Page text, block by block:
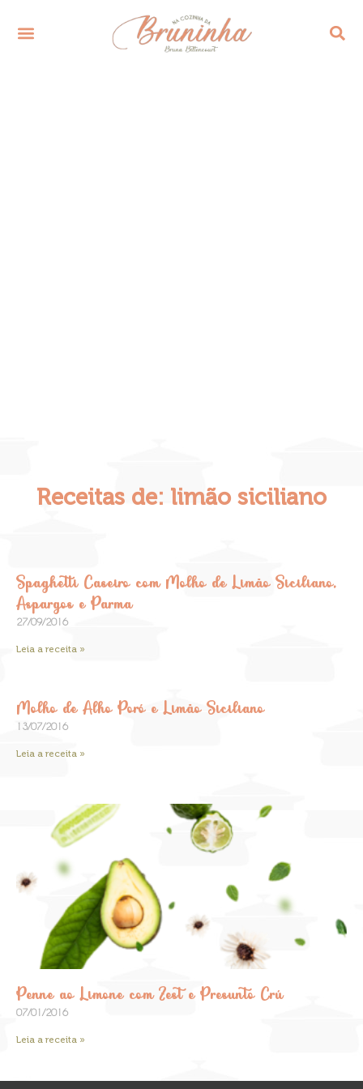
Receitas de: limão siciliano
Spaghetti Caseiro com Molho de Limão Siciliano,
Aspargos e Parma
27/09/2016
Leia a receita »
Molho de Alho Poró e Limão Siciliano
13/07/2016
Leia a receita »
Penne ao Limone com Zest e Presunto Crú
07/01/2016
Leia a receita »